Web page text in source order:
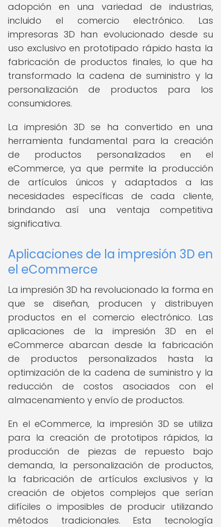
adopción en una variedad de industrias,
incluido el comercio electrónico. Las
impresoras 3D han evolucionado desde su
uso exclusivo en prototipado rápido hasta la
fabricación de productos finales, lo que ha
transformado la cadena de suministro y la
personalización de productos para los
consumidores.
La impresión 3D se ha convertido en una
herramienta fundamental para la creación
de productos personalizados en el
eCommerce, ya que permite la producción
de artículos únicos y adaptados a las
necesidades específicas de cada cliente,
brindando así una ventaja competitiva
significativa.
Aplicaciones de la impresión 3D en
el eCommerce
La impresión 3D ha revolucionado la forma en
que se diseñan, producen y distribuyen
productos en el comercio electrónico. Las
aplicaciones de la impresión 3D en el
eCommerce abarcan desde la fabricación
de productos personalizados hasta la
optimización de la cadena de suministro y la
reducción de costos asociados con el
almacenamiento y envío de productos.
En el eCommerce, la impresión 3D se utiliza
para la creación de prototipos rápidos, la
producción de piezas de repuesto bajo
demanda, la personalización de productos,
la fabricación de artículos exclusivos y la
creación de objetos complejos que serían
difíciles o imposibles de producir utilizando
métodos tradicionales. Esta tecnología